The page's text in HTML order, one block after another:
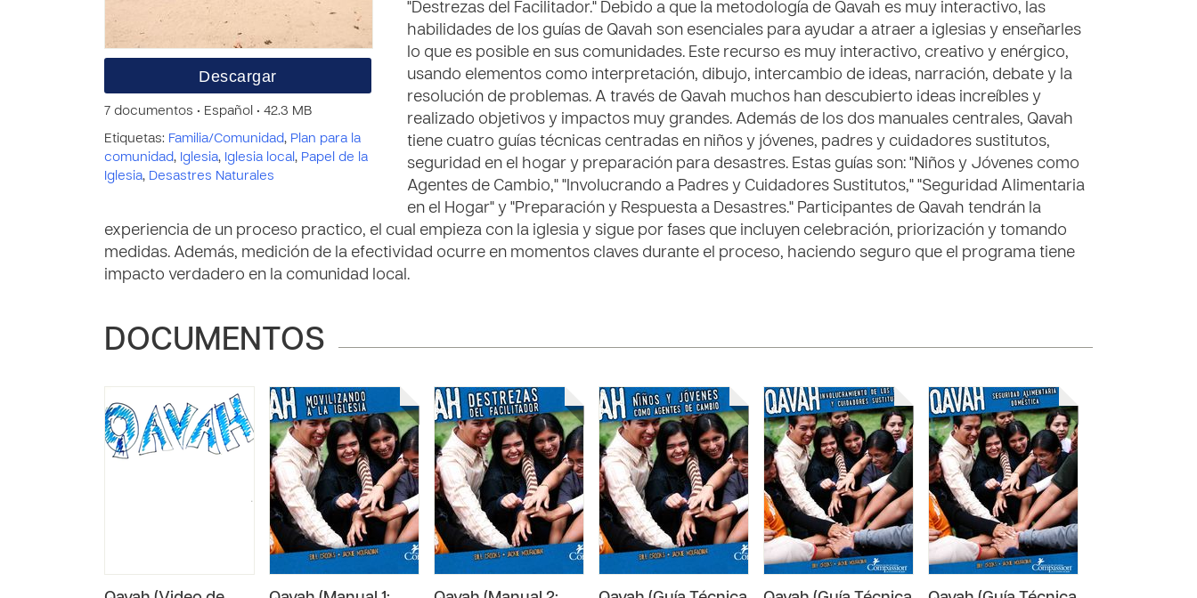
Descargar
7 documentos • Español • 42.3 MB
Etiquetas: Familia/Comunidad, Plan para la
comunidad, Iglesia, Iglesia local , Papel de la
Iglesia, Desastres Naturales
"Destrezas del Facilitador." Debido a que la metodología de Qavah es muy interactivo, las
habilidades de los guías de Qavah son esenciales para ayudar a atraer a iglesias y enseñarles
lo que es posible en sus comunidades. Este recurso es muy interactivo, creativo y enérgico,
usando elementos como interpretación, dibujo, intercambio de ideas, narración, debate y la
resolución de problemas. A través de Qavah muchos han descubierto ideas increíbles y
realizado objetivos y impactos muy grandes. Además de los dos manuales centrales, Qavah
tiene cuatro guías técnicas centradas en niños y jóvenes, padres y cuidadores sustitutos,
seguridad en el hogar y preparación para desastres. Estas guías son: "Niños y Jóvenes como
Agentes de Cambio," "Involucrando a Padres y Cuidadores Sustitutos," "Seguridad Alimentaria
en el Hogar" y "Preparación y Respuesta a Desastres." Participantes de Qavah tendrán la
experiencia de un proceso practico, el cual empieza con la iglesia y sigue por fases que incluyen celebración, priorización y tomando
medidas. Además, medición de la efectividad ocurre en momentos claves durante el proceso, haciendo seguro que el programa tiene
impacto verdadero en la comunidad local.
DOCUMENTOS